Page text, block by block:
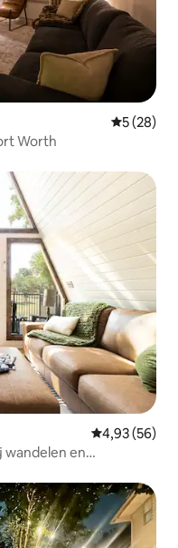
5 (28)
moderne luxe studio Fort Worth
Gemiddelde
4,93 (56)
en